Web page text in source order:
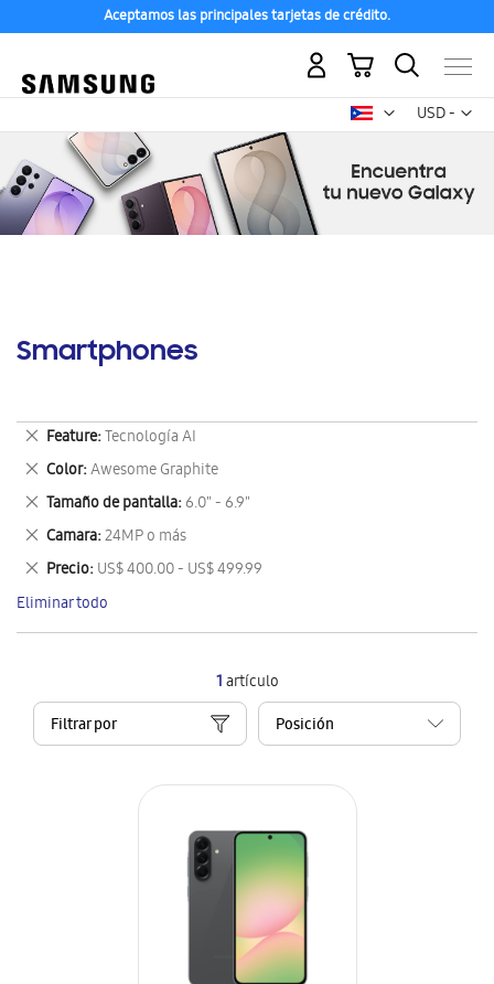
Aceptamos las principales tarjetas de crédito.
USD -
dólar
Mi carrito
Smartphones
1artículo
Filtrar por
Feature Tecnología AI
Eliminar
este
artículo
Color Awesome Graphite
Eliminar
este
artículo
Tamaño de pantalla 6.0" - 6.9"
Eliminar
este
artículo
Camara 24MP o más
Eliminar
este
artículo
Precio US$ 400.00 - US$ 499.99
Eliminar
este
artículo
Eliminar todo